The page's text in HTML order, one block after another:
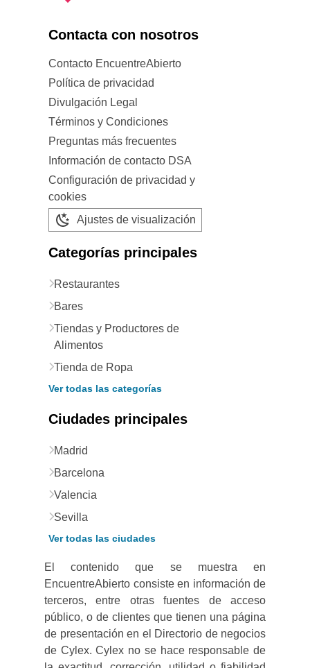
Contacta con nosotros
Contacto EncuentreAbierto
Política de privacidad
Divulgación Legal
Términos y Condiciones
Preguntas más frecuentes
Información de contacto DSA
Configuración de privacidad y
cookies
Ajustes de visualización
Categorías principales
Restaurantes
Bares
Tiendas y Productores de
Alimentos
Tienda de Ropa
Ver todas las categorías
Ciudades principales
Madrid
Barcelona
Valencia
Sevilla
Ver todas las ciudades
El contenido que se muestra en
EncuentreAbierto consiste en información de
terceros, entre otras fuentes de acceso
público, o de clientes que tienen una página
de presentación en el Directorio de negocios
de Cylex. Cylex no se hace responsable de